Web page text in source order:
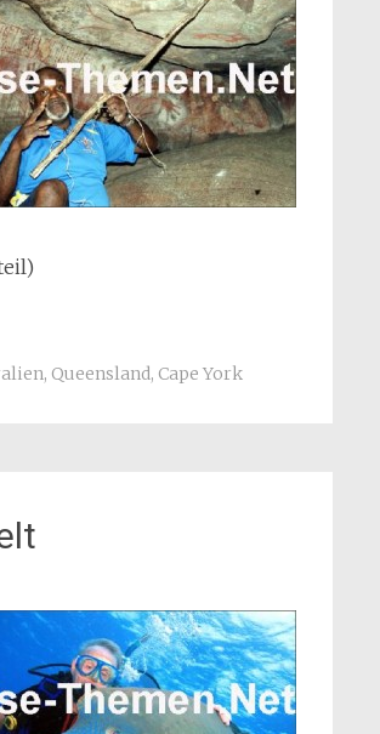
, Queensland, Cape York